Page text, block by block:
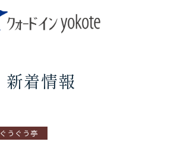
新着情報
ぐうぐう亭